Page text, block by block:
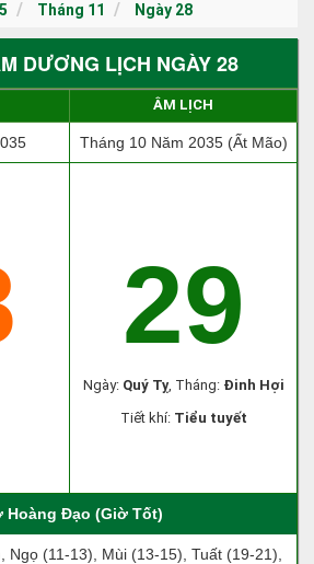
Tháng 11 Ngày 28
DƯƠNG LỊCH NGÀY 28
ÂM LỊCH
Tháng 10 Năm 2035 (Ất Mão)
29
Ngày: Quý Tỵ, Tháng: Đinh Hợi
Tiết khí: Tiểu tuyết
Hoàng Đạo (Giờ Tốt)
(11-13), Mùi (13-15), Tuất (19-21),